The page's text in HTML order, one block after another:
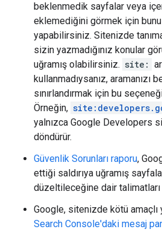
beklenmedik sayfalar veya
eklemediğini görmek için
yapabilirsiniz. Sitenizde
sizin yazmadığınız konular
uğramış olabilirsiniz. site:
kullanmadıysanız, aramanızı
sınırlandırmak için bu
Örneğin,
yalnızca Google Developers
döndürür.
Güvenlik Sorunları raporu,
ettiği saldırıya uğramış
düzeltileceğine dair
Google, sitenizde kötü amaçlı
Search Console'daki mesaj